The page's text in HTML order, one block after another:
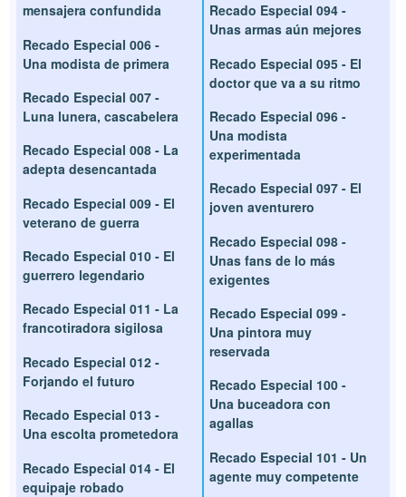
mensajera confundida
Recado Especial 006 -
Una modista de primera
Recado Especial 007 -
Luna lunera, cascabelera
Recado Especial 008 - La
adepta desencantada
Recado Especial 009 - El
veterano de guerra
Recado Especial 010 - El
guerrero legendario
Recado Especial 011 - La
francotiradora sigilosa
Recado Especial 012 -
Forjando el futuro
Recado Especial 013 -
Una escolta prometedora
Recado Especial 014 - El
equipaje robado
Recado Especial 094 -
Unas armas aún mejores
Recado Especial 095 - El
doctor que va a su ritmo
Recado Especial 096 -
Una modista
experimentada
Recado Especial 097 - El
joven aventurero
Recado Especial 098 -
Unas fans de lo más
exigentes
Recado Especial 099 -
Una pintora muy
reservada
Recado Especial 100 -
Una buceadora con
agallas
Recado Especial 101 - Un
agente muy competente